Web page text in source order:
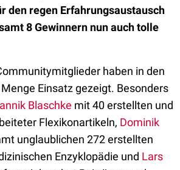
den regen Erfahrungsaustausch
8 Gewinnern nun auch tolle
haben in den
Einsatz gezeigt. Besonders
Blaschke mit 40 erstellten und
Flexikonartikeln, Dominik
unglaublichen 272 erstellten
Enzyklopädie und Lars